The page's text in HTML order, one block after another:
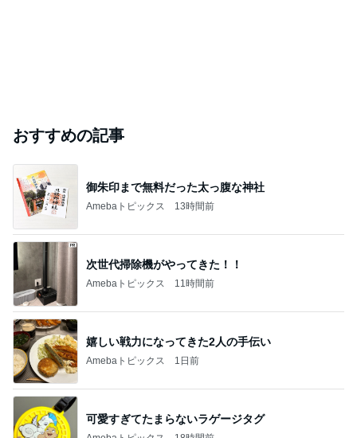
おすすめの記事
御朱印まで無料だった太っ腹な神社
Amebaトピックス 13時間前
次世代掃除機がやってきた！！
Amebaトピックス 11時間前
嬉しい戦力になってきた2人の手伝い
Amebaトピックス 1日前
可愛すぎてたまらないラゲージタグ